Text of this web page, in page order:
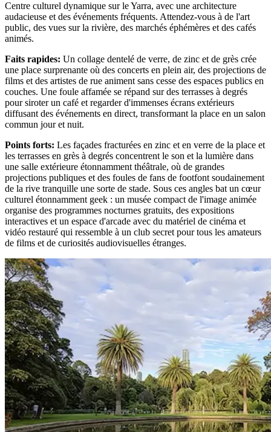
Centre culturel dynamique sur le Yarra, avec une architecture
audacieuse et des événements fréquents. Attendez-vous à de l'art
public, des vues sur la rivière, des marchés éphémères et des cafés
animés.
Faits rapides: Un collage dentelé de verre, de zinc et de grès crée
une place surprenante où des concerts en plein air, des projections de
films et des artistes de rue animent sans cesse des espaces publics en
couches. Une foule affamée se répand sur des terrasses à degrés
pour siroter un café et regarder d'immenses écrans extérieurs
diffusant des événements en direct, transformant la place en un salon
commun jour et nuit.
Points forts: Les façades fracturées en zinc et en verre de la place et
les terrasses en grès à degrés concentrent le son et la lumière dans
une salle extérieure étonnamment théâtrale, où de grandes
projections publiques et des foules de fans de footfont soudainement
de la rive tranquille une sorte de stade. Sous ces angles bat un cœur
culturel étonnamment geek : un musée compact de l'image animée
organise des programmes nocturnes gratuits, des expositions
interactives et un espace d'arcade avec du matériel de cinéma et
vidéo restauré qui ressemble à un club secret pour tous les amateurs
de films et de curiosités audiovisuelles étranges.